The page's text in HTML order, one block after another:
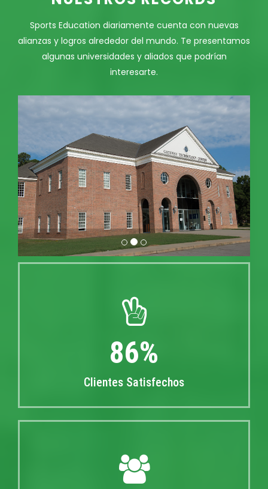
Sports Education diariamente cuenta con nuevas
alianzas y logros alrededor del mundo. Te presentamos
algunas universidades y aliados que podrían
interesarte.
91
Clientes Satisfechos